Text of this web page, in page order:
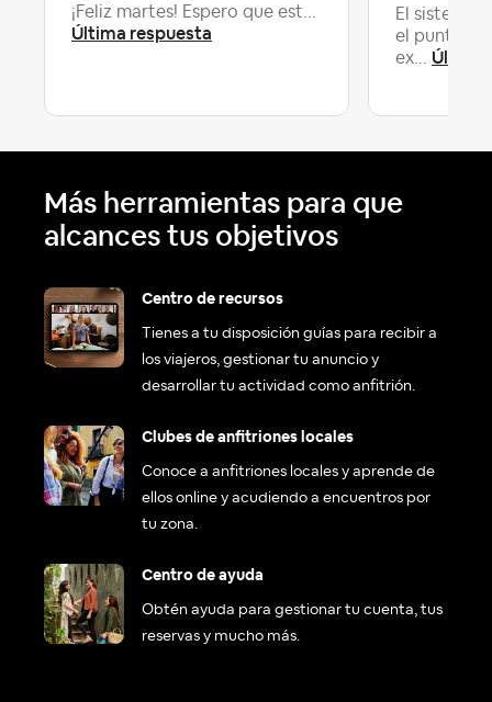
¡Feliz martes! Espero que est...
Última respuesta
El sistema
el punto
ex... Última
Más herramientas para que
alcances tus objetivos
Centro de recursos
Tienes a tu disposición guías para recibir a
los viajeros, gestionar tu anuncio y
desarrollar tu actividad como anfitrión.
Clubes de anfitriones locales
Conoce a anfitriones locales y aprende de
ellos online y acudiendo a encuentros por
tu zona.
Centro de ayuda
Obtén ayuda para gestionar tu cuenta, tus
reservas y mucho más.